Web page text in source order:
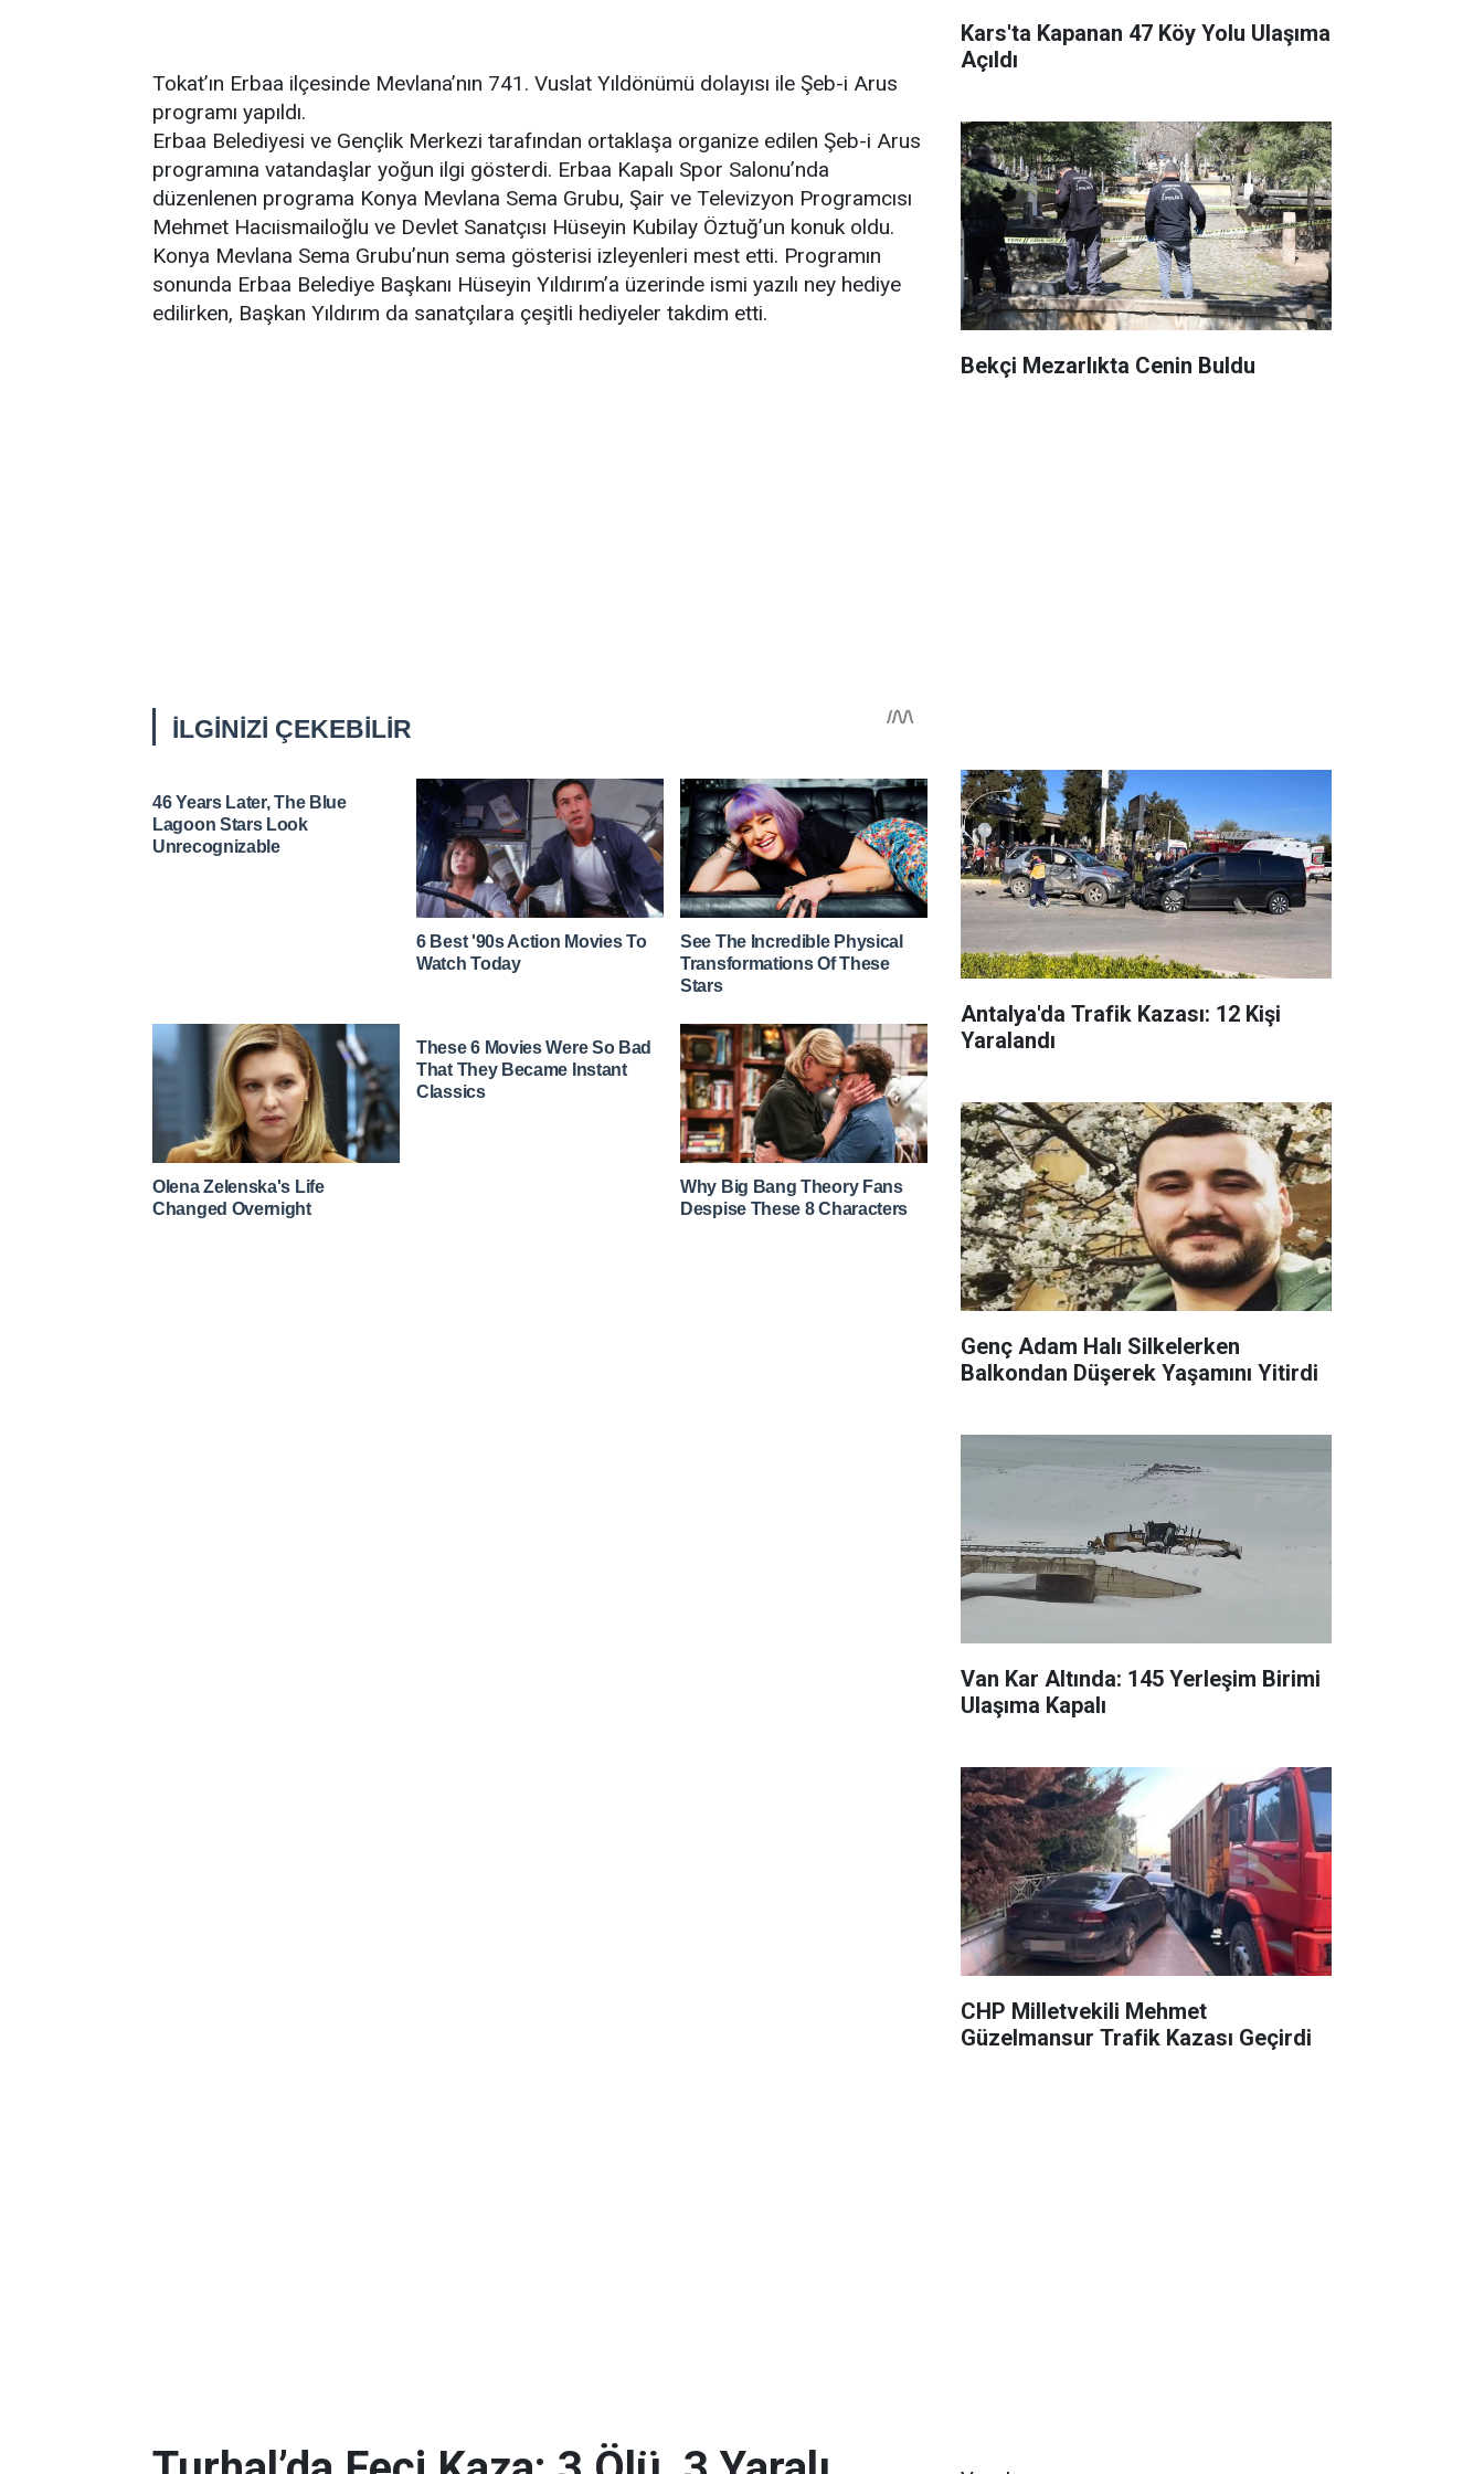
Tokat’ın Erbaa ilçesinde Mevlana’nın 741. Vuslat Yıldönümü dolayısı ile Şeb-i Arus
programı yapıldı.
Erbaa Belediyesi ve Gençlik Merkezi tarafından ortaklaşa organize edilen Şeb-i Arus
programına vatandaşlar yoğun ilgi gösterdi. Erbaa Kapalı Spor Salonu’nda
düzenlenen programa Konya Mevlana Sema Grubu, Şair ve Televizyon Programcısı
Mehmet Hacıismailoğlu ve Devlet Sanatçısı Hüseyin Kubilay Öztuğ’un konuk oldu.
Konya Mevlana Sema Grubu’nun sema gösterisi izleyenleri mest etti. Programın
sonunda Erbaa Belediye Başkanı Hüseyin Yıldırım’a üzerinde ismi yazılı ney hediye
edilirken, Başkan Yıldırım da sanatçılara çeşitli hediyeler takdim etti.
Kars'ta Kapanan 47 Köy Yolu Ulaşıma
Açıldı
Bekçi Mezarlıkta Cenin Buldu
Antalya'da Trafik Kazası: 12 Kişi
Yaralandı
Genç Adam Halı Silkelerken
Balkondan Düşerek Yaşamını Yitirdi
Van Kar Altında: 145 Yerleşim Birimi
Ulaşıma Kapalı
CHP Milletvekili Mehmet
Güzelmansur Trafik Kazası Geçirdi